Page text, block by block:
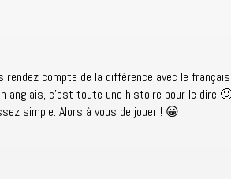
rendez compte de la différence avec le
anglais, c’est toute une histoire pour le dire
simple. Alors à vous de jouer ! 😀